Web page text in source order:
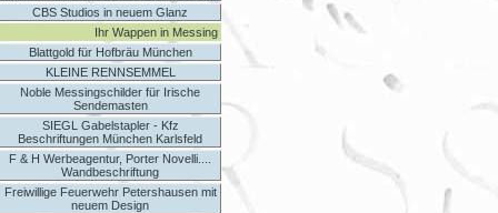
CBS Studios in neuem Glanz
Ihr Wappen in Messing
Blattgold für Hofbräu München
KLEINE RENNSEMMEL
Noble Messingschilder für Irische
Sendemasten
SIEGL Gabelstapler - Kfz
Beschriftungen München Karlsfeld
F & H Werbeagentur, Porter Novelli....
Wandbeschriftung
Freiwillige Feuerwehr Petershausen mit
neuem Design